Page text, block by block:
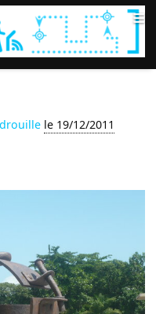
≡
le 19/12/2011